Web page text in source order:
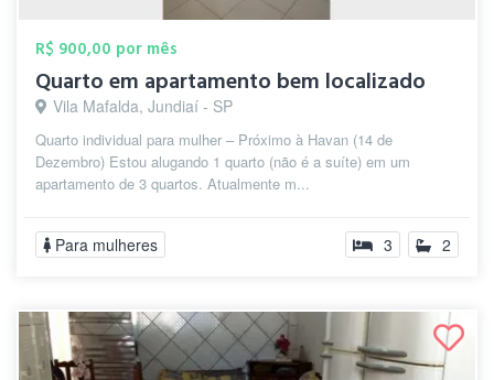
R$ 900,00 por mês
Quarto em apartamento bem localizado
Vila Mafalda, Jundiaí - SP
Quarto individual para mulher – Próximo à Havan (14 de
Dezembro) Estou alugando 1 quarto (não é a suíte) em um
apartamento de 3 quartos. Atualmente m...
Para mulheres 3 2